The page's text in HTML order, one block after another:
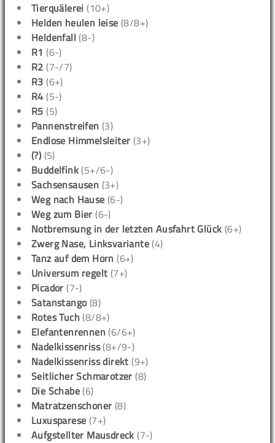
Tierquälerei (10+)
Helden heulen leise (8/8+)
Heldenfall (8-)
R1 (6-)
R2 (7-/7)
R3 (6+)
R4 (5-)
R5 (5)
Pannenstreifen (3)
Endlose Himmelsleiter (3+)
(?) (5)
Buddelfink (5+/6-)
Sachsensausen (3+)
Weg nach Hause (6-)
Weg zum Bier (6-)
Notbremsung in der letzten Ausfahrt Glück (6+)
Zwerg Nase, Linksvariante (4)
Tanz auf dem Horn (6+)
Universum regelt (7+)
Picador (7-)
Satanstango(8)
Rotes Tuch (8/8+)
Elefantenrennen (6/6+)
Nadelkissenriss(8+/9-)
Nadelkissenriss direkt (9+)
Seitlicher Schmarotzer (8)
Die Schabe (6)
Matratzenschoner (8)
Luxusparese (7+)
Aufgstellter Mausdreck (7-)